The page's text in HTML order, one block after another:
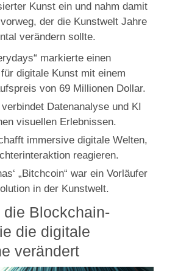
Kunst ein und nahm damit
der die Kunstwelt Jahre
verändern sollte.
markierte einen
digitale Kunst mit einem
von 69 Millionen Dollar.
Datenanalyse und KI
visuellen Erlebnissen.
immersive digitale Welten,
reagieren.
„Bitchcoin“ war ein Vorläufer
in der Kunstwelt.
die Blockchain-
die digitale
verändert